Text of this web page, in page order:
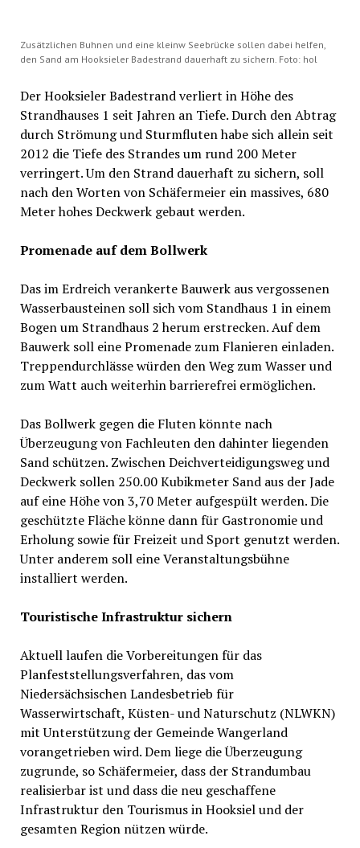
Zusätzlichen Buhnen und eine kleinw Seebrücke sollen dabei helfen,
den Sand am Hooksieler Badestrand dauerhaft zu sichern. Foto: hol
Der Hooksieler Badestrand verliert in Höhe des
Strandhauses 1 seit Jahren an Tiefe. Durch den Abtrag
durch Strömung und Sturmfluten habe sich allein seit
2012 die Tiefe des Strandes um rund 200 Meter
verringert. Um den Strand dauerhaft zu sichern, soll
nach den Worten von Schäfermeier ein massives, 680
Meter hohes Deckwerk gebaut werden.
Promenade auf dem Bollwerk
Das im Erdreich verankerte Bauwerk aus vergossenen
Wasserbausteinen soll sich vom Standhaus 1 in einem
Bogen um Strandhaus 2 herum erstrecken. Auf dem
Bauwerk soll eine Promenade zum Flanieren einladen.
Treppendurchlässe würden den Weg zum Wasser und
zum Watt auch weiterhin barrierefrei ermöglichen.
Das Bollwerk gegen die Fluten könnte nach
Überzeugung von Fachleuten den dahinter liegenden
Sand schützen. Zwischen Deichverteidigungsweg und
Deckwerk sollen 250.00 Kubikmeter Sand aus der Jade
auf eine Höhe von 3,70 Meter aufgespült werden. Die
geschützte Fläche könne dann für Gastronomie und
Erholung sowie für Freizeit und Sport genutzt werden.
Unter anderem soll eine Veranstaltungsbühne
installiert werden.
Touristische Infrastruktur sichern
Aktuell laufen die Vorbereitungen für das
Planfeststellungsverfahren, das vom
Niedersächsischen Landesbetrieb für
Wasserwirtschaft, Küsten- und Naturschutz (NLWKN)
mit Unterstützung der Gemeinde Wangerland
vorangetrieben wird. Dem liege die Überzeugung
zugrunde, so Schäfermeier, dass der Strandumbau
realisierbar ist und dass die neu geschaffene
Infrastruktur den Tourismus in Hooksiel und der
gesamten Region nützen würde.